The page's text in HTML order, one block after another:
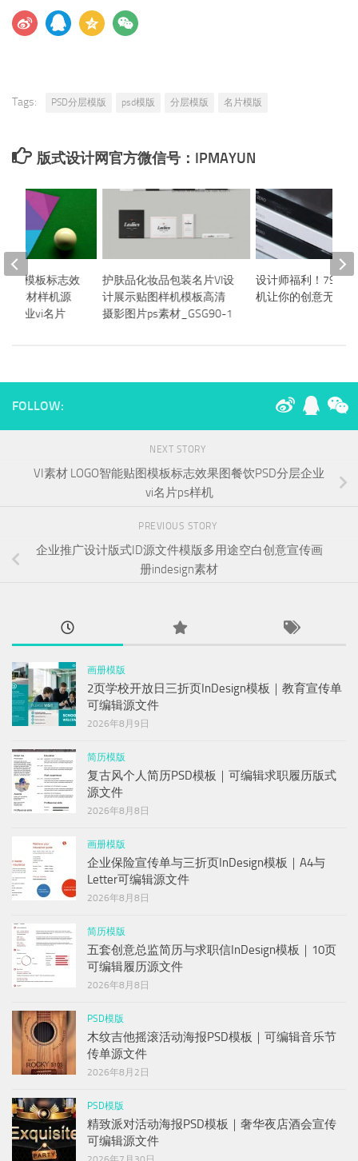
Tags: PSD分层模版 psd模版 分层模版 名片模版
版式设计网官方微信号：IPMAYUN
护肤品化妆品包装名片VI设
计展示贴图样机模板高清
摄影图片ps素材_GSG90-1
设计师福利！792个
机让你的创意无限
图模板标志效
示素材样机源
层企业vi名片
FOLLOW:
NEXT STORY
VI素材 LOGO智能贴图模板标志效果图餐饮PSD分层企业
vi名片ps样机
PREVIOUS STORY
企业推广设计版式ID源文件模版多用途空白创意宣传画
册indesign素材
画册模版
2页学校开放日三折页InDesign模板｜教育宣传单
可编辑源文件
2026年8月9日
简历模版
复古风个人简历PSD模板｜可编辑求职履历版式
源文件
2026年8月8日
画册模版
企业保险宣传单与三折页InDesign模板｜A4与
Letter可编辑源文件
2026年8月8日
简历模版
五套创意总监简历与求职信InDesign模板｜10页
可编辑履历源文件
2026年8月8日
PSD模版
木纹吉他摇滚活动海报PSD模板｜可编辑音乐节
传单源文件
2026年8月2日
PSD模版
精致派对活动海报PSD模板｜奢华夜店酒会宣传
可编辑源文件